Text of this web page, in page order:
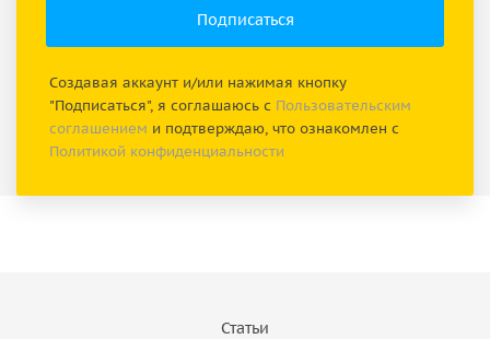
Создавая аккаунт и/или нажимая кнопку
"Подписаться", я соглашаюсь с Пользовательским
соглашением и подтверждаю, что ознакомлен с
Политикой конфиденциальности
Статьи